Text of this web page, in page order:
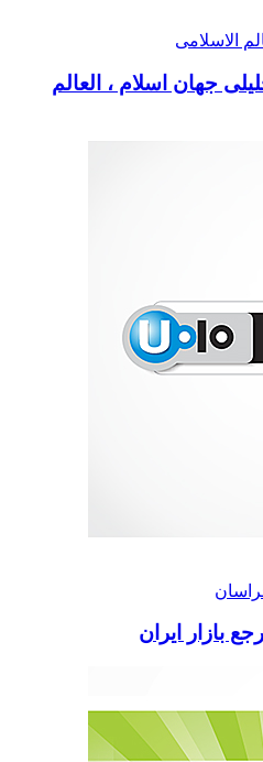
الاسلامی
جهان اسلام ، العالم